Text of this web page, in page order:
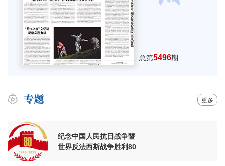
总第5496期
更多
纪念中国人民抗日战争暨
世界反法西斯战争胜利80